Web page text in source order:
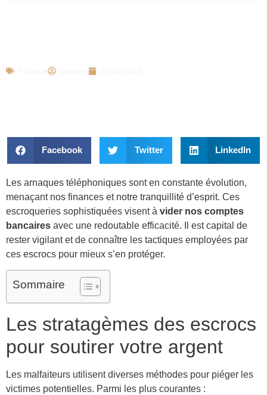
Facebook Twitter LinkedIn
Les arnaques téléphoniques sont en constante évolution,
menaçant nos finances et notre tranquillité d’esprit. Ces
escroqueries sophistiquées visent à vider nos comptes
bancaires avec une redoutable efficacité. Il est capital de
rester vigilant et de connaître les tactiques employées par
ces escrocs pour mieux s’en protéger.
Sommaire
Les stratagèmes des escrocs
pour soutirer votre argent
Les malfaiteurs utilisent diverses méthodes pour piéger les
victimes potentielles. Parmi les plus courantes :